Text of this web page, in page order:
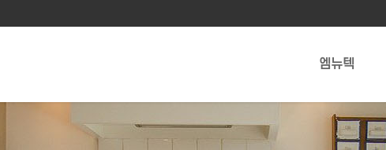
엠뉴텍